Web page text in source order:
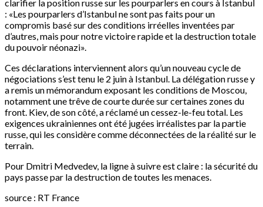
clarifier la position russe sur les pourparlers en cours à Istanbul
: «Les pourparlers d’Istanbul ne sont pas faits pour un
compromis basé sur des conditions irréelles inventées par
d’autres, mais pour notre victoire rapide et la destruction totale
du pouvoir néonazi».
Ces déclarations interviennent alors qu’un nouveau cycle de
négociations s’est tenu le 2 juin à Istanbul. La délégation russe y
a remis un mémorandum exposant les conditions de Moscou,
notamment une trêve de courte durée sur certaines zones du
front. Kiev, de son côté, a réclamé un cessez-le-feu total. Les
exigences ukrainiennes ont été jugées irréalistes par la partie
russe, qui les considère comme déconnectées de la réalité sur le
terrain.
Pour Dmitri Medvedev, la ligne à suivre est claire : la sécurité du
pays passe par la destruction de toutes les menaces.
source : RT France